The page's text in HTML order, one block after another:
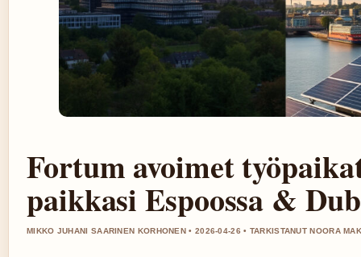
Fortum avoimet
paikkasi Espoossa &
MIKKO JUHANI SAARINEN KORHONEN • 2026-04-26 • TARKISTANUT NOORA